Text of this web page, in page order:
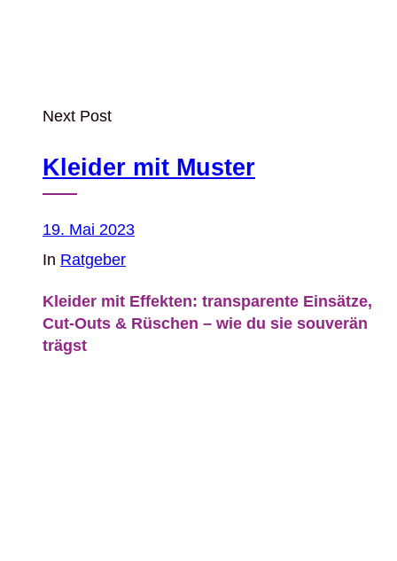
Next Post
Kleider mit Muster
19. Mai 2023
In Ratgeber
Kleider mit Effekten: transparente Einsätze,
Cut‑Outs & Rüschen – wie du sie souverän
trägst